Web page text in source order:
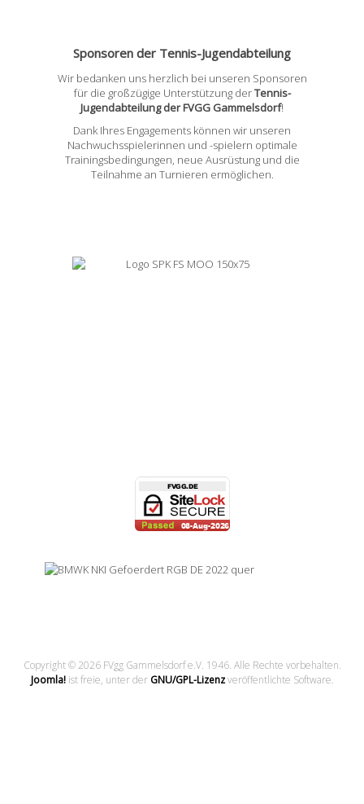
Sponsoren der Tennis-Jugendabteilung
Wir bedanken uns herzlich bei unseren Sponsoren
für die großzügige Unterstützung derTennis-
Jugendabteilung der FVGG Gammelsdorf!
Dank Ihres Engagements können wir unseren
Nachwuchsspielerinnen und -spielern optimale
Trainingsbedingungen, neue Ausrüstung und die
Teilnahme an Turnieren ermöglichen.
Copyright © 2026 FVgg Gammelsdorf e.V. 1946. Alle Rechte vorbehalten.
Joomla!ist freie, unter der GNU/GPL-Lizenzveröffentlichte Software.